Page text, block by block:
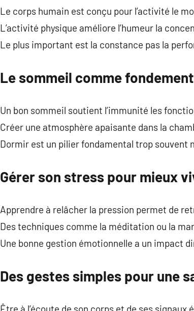
Le corps humain est conçu pour l’activité le
L’activité physique améliore l’humeur la
Le plus important est la constance pas la
Le sommeil comme
Un bon sommeil soutient l’immunité les
Créer une atmosphère apaisante dans la
Dormir est un pilier fondamental trop souvent
Gérer son stress pour mieux
Apprendre à relâcher la pression permet de
Des techniques comme la méditation ou la
Une bonne gestion émotionnelle a un impact
Des gestes simples pour une